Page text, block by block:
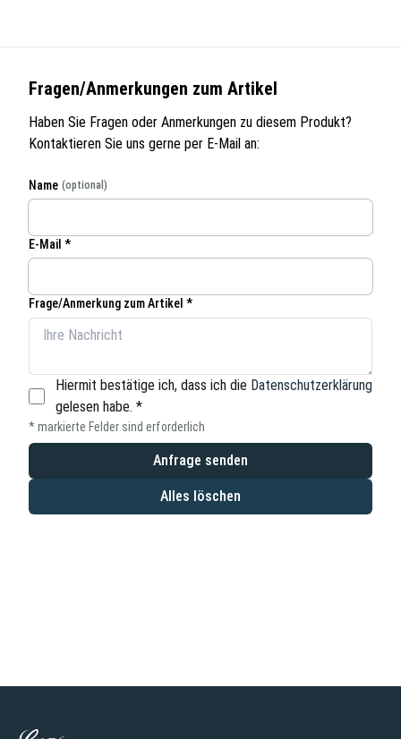
Fragen/Anmerkungen zum Artikel
Haben Sie Fragen oder Anmerkungen zu diesem Produkt?
Kontaktieren Sie uns gerne per E-Mail an:
Name (optional)
E-Mail *
Frage/Anmerkung zum Artikel *
Hiermit bestätige ich, dass ich die Datenschutzerklärung
gelesen habe. *
* markierte Felder sind erforderlich
Alles löschen
Anfrage senden